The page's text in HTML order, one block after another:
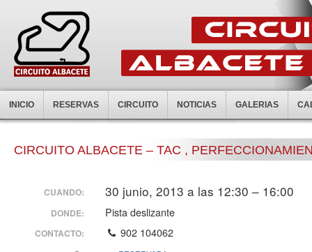
INICIO RESERVAS CIRCUITO NOTICIAS GALERIAS
CIRCUITO ALBACETE – TAC ,
CUANDO: 30 junio, 2013 a las 12:30 – 16:00
DONDE: Pista deslizante
CONTACTO: 902 104062